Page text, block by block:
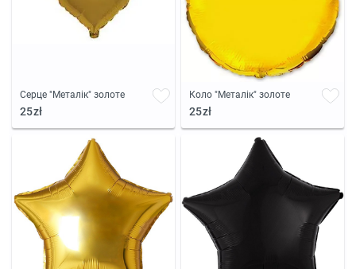
Серце "Металік" золоте
25zł
Коло "Металік" золоте
25zł